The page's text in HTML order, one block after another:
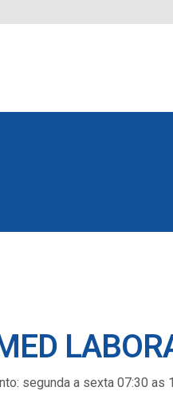
segunda a sexta 07:30 as